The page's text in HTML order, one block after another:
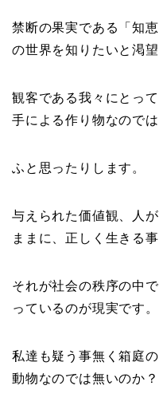
禁断の果実である「知
の世界を知りたいと渇望
観客である我々にとっ
手による作り物なのでは
ふと思ったりします。
与えられた価値観、人
ままに、正しく生きる事
それが社会の秩序の中
っているのが現実です。
私達も疑う事無く箱庭
動物なのでは無いのか？